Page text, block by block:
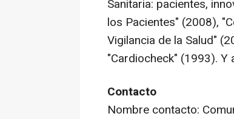
Sanitaria: pacientes,
los Pacientes" (2008),
Vigilancia de la Salud"
"Cardiocheck" (1993). Y
Contacto
Nombre contacto: